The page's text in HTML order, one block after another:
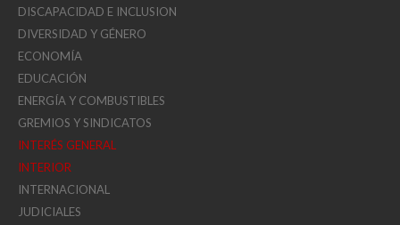
DISCAPACIDAD E INCLUSION
DIVERSIDAD Y GÉNERO
ECONOMÍA
EDUCACIÓN
ENERGÍA Y COMBUSTIBLES
GREMIOS Y SINDICATOS
INTERÉS GENERAL
INTERIOR
INTERNACIONAL
JUDICIALES